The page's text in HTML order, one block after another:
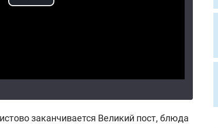
заканчивается Великий пост, блюда